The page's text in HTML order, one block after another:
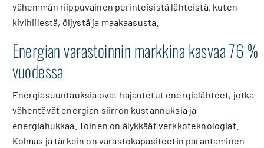
vähemmän riippuvainen perinteisistä lähteistä, kuten
kivihiilestä, öljystä ja maakaasusta.
Energian varastoinnin markkina kasvaa 76 %
vuodessa
Energiasuuntauksia ovat hajautetut energialähteet, jotka
vähentävät energian siirron kustannuksia ja
energiahukkaa. Toinen on älykkäät verkkoteknologiat.
Kolmas ja tärkein on varastokapasiteetin parantaminen